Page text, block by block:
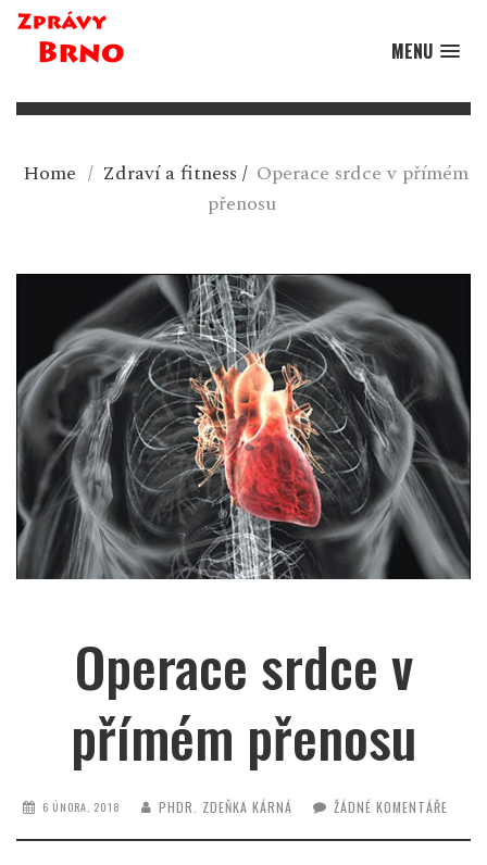
MENU
Home / Zdraví a fitness / Operace srdce v přímém
přenosu
Operace srdce v
přímém přenosu
6 ÚNORA, 2018 PHDR. ZDEŇKA KÁRNÁ ŽÁDNÉ KOMENTÁŘE